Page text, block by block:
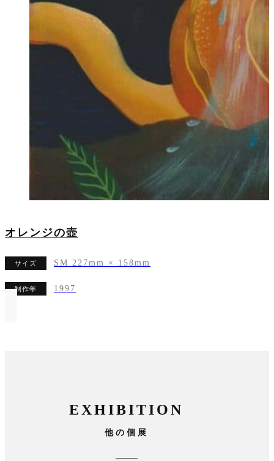
オレンジの壺
サイズ SM 227mm × 158mm
制作年 1997
EXHIBITION
他の個展